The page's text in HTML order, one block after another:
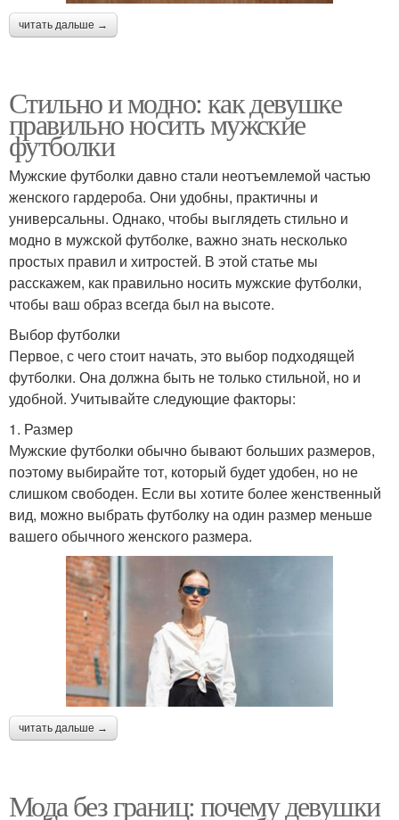
читать дальше →
Стильно и модно: как девушке
правильно носить мужские
футболки
Мужские футболки давно стали неотъемлемой частью
женского гардероба. Они удобны, практичны и
универсальны. Однако, чтобы выглядеть стильно и
модно в мужской футболке, важно знать несколько
простых правил и хитростей. В этой статье мы
расскажем, как правильно носить мужские футболки,
чтобы ваш образ всегда был на высоте.
Выбор футболки
Первое, с чего стоит начать, это выбор подходящей
футболки. Она должна быть не только стильной, но и
удобной. Учитывайте следующие факторы:
1. Размер
Мужские футболки обычно бывают больших размеров,
поэтому выбирайте тот, который будет удобен, но не
слишком свободен. Если вы хотите более женственный
вид, можно выбрать футболку на один размер меньше
вашего обычного женского размера.
читать дальше →
Мода без границ: почему девушки